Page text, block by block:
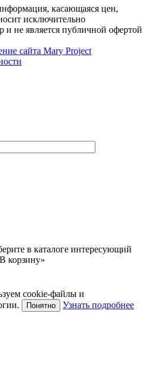
касающаяся цен,
исключительно
не является публичной офертой
сайта Mary Project
в каталоге интересующий
корзину»
cookie-файлы и
Понятно Узнать подробнее